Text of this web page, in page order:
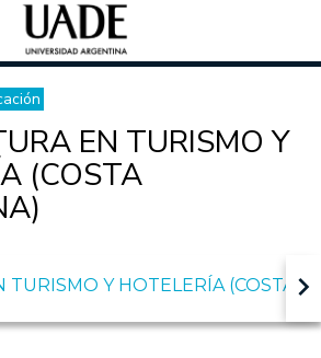
EN TURISMO Y
(COSTA
TURISMO Y HOTELERÍA (COSTAkeyboard_arrow_right